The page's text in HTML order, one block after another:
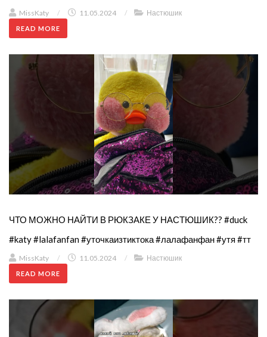
MissKaty / 11.05.2024 / Настюшик
READ MORE
ЧТО МОЖНО НАЙТИ В РЮКЗАКЕ У НАСТЮШИК?? #duck
#katy #lalafanfan #уточкаизтиктока #лалафанфан #утя #тт
MissKaty / 11.05.2024 / Настюшик
READ MORE